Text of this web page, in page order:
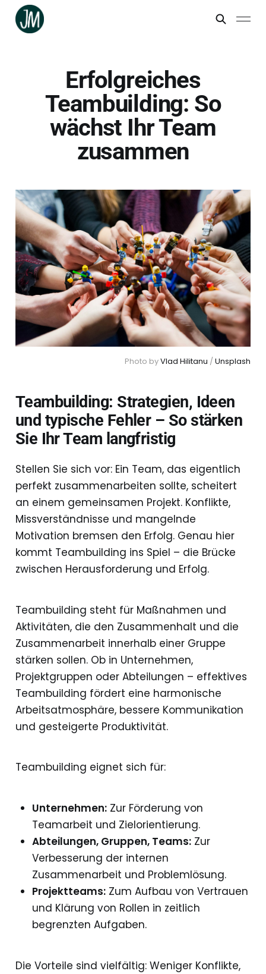
Erfolgreiches
Teambuilding: So
wächst Ihr Team
zusammen
Photo by Vlad Hilitanu / Unsplash
Teambuilding: Strategien, Ideen
und typische Fehler – So stärken
Sie Ihr Team langfristig
Stellen Sie sich vor: Ein Team, das eigentlich
perfekt zusammenarbeiten sollte, scheitert
an einem gemeinsamen Projekt. Konflikte,
Missverständnisse und mangelnde
Motivation bremsen den Erfolg. Genau hier
kommt Teambuilding ins Spiel – die Brücke
zwischen Herausforderung und Erfolg.
Teambuilding steht für Maßnahmen und
Aktivitäten, die den Zusammenhalt und die
Zusammenarbeit innerhalb einer Gruppe
stärken sollen. Ob in Unternehmen,
Projektgruppen oder Abteilungen – effektives
Teambuilding fördert eine harmonische
Arbeitsatmosphäre, bessere Kommunikation
und gesteigerte Produktivität.
Teambuilding eignet sich für:
Unternehmen:Zur Förderung von
Teamarbeit und Zielorientierung.
Abteilungen, Gruppen, Teams:Zur
Verbesserung der internen
Zusammenarbeit und Problemlösung.
Projektteams:Zum Aufbau von Vertrauen
und Klärung von Rollen in zeitlich
begrenzten Aufgaben.
Die Vorteile sind vielfältig: Weniger Konflikte,